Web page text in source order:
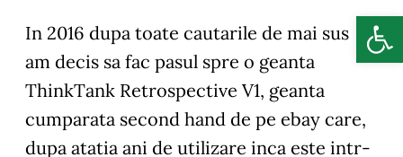
In 2016 dupa toate cautarile de mai sus
am decis sa fac pasul spre o geanta
ThinkTank Retrospective V1, geanta
cumparata second hand de pe ebay care,
dupa atatia ani de utilizare inca este intr-